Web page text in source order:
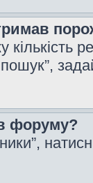
форуму?